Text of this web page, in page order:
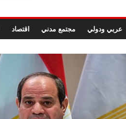
صور .. اعتماد الرسومات النهائية
الوزاري لمدينة الصحفيين.. وانتهاء
إنشاء المبنى الإداري
متابعة قضية الدكتور محمد زهران..
قرينة البراءة وضمانات المحاكمة
حق أصيل
عربي ودولي مجتمع مدني اقتصاد